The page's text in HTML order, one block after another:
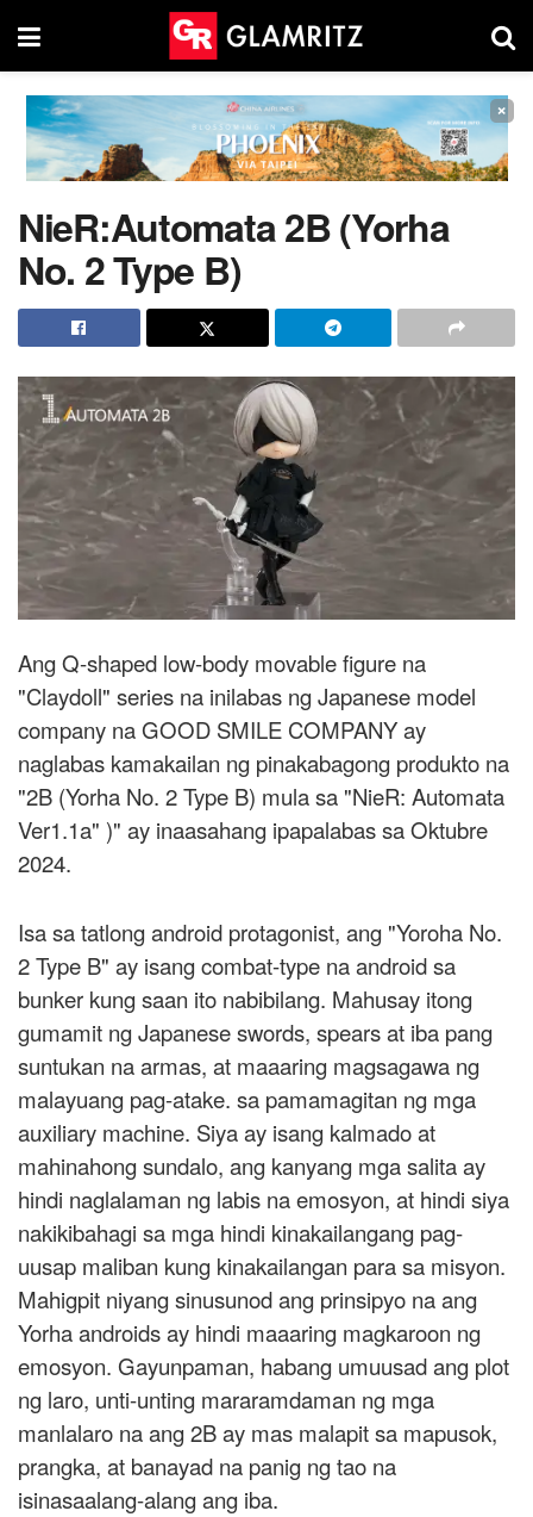
×
NieR:Automata 2B (Yorha
No. 2 Type B)
Ang Q-shaped low-body movable figure na
"Claydoll" series na inilabas ng Japanese model
company na GOOD SMILE COMPANY ay
naglabas kamakailan ng pinakabagong produkto na
"2B (Yorha No. 2 Type B) mula sa "NieR: Automata
Ver1.1a" )" ay inaasahang ipapalabas sa Oktubre
2024.
Isa sa tatlong android protagonist, ang "Yoroha No.
2 Type B" ay isang combat-type na android sa
bunker kung saan ito nabibilang. Mahusay itong
gumamit ng Japanese swords, spears at iba pang
suntukan na armas, at maaaring magsagawa ng
malayuang pag-atake. sa pamamagitan ng mga
auxiliary machine. Siya ay isang kalmado at
mahinahong sundalo, ang kanyang mga salita ay
hindi naglalaman ng labis na emosyon, at hindi siya
nakikibahagi sa mga hindi kinakailangang pag-
uusap maliban kung kinakailangan para sa misyon.
Mahigpit niyang sinusunod ang prinsipyo na ang
Yorha androids ay hindi maaaring magkaroon ng
emosyon. Gayunpaman, habang umuusad ang plot
ng laro, unti-unting mararamdaman ng mga
manlalaro na ang 2B ay mas malapit sa mapusok,
prangka, at banayad na panig ng tao na
isinasaalang-alang ang iba.